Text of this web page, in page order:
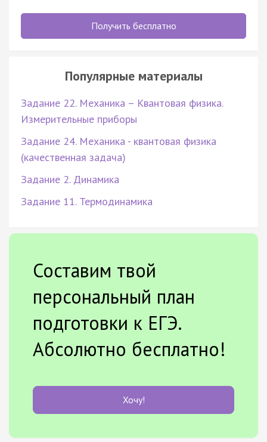
Получить бесплатно
Популярные материалы
Задание 22. Механика – Квантовая физика.
Измерительные приборы
Задание 24. Механика - квантовая физика
(качественная задача)
Задание 2. Динамика
Задание 11. Термодинамика
Составим твой
персональный план
подготовки к ЕГЭ.
Абсолютно бесплатно!
Хочу!